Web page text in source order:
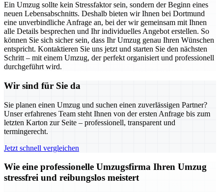
Ein Umzug sollte kein Stressfaktor sein, sondern der Beginn eines
neuen Lebensabschnitts. Deshalb bieten wir Ihnen bei Dortmund
eine unverbindliche Anfrage an, bei der wir gemeinsam mit Ihnen
alle Details besprechen und Ihr individuelles Angebot erstellen. So
können Sie sich sicher sein, dass Ihr Umzug genau Ihren Wünschen
entspricht. Kontaktieren Sie uns jetzt und starten Sie den nächsten
Schritt – mit einem Umzug, der perfekt organisiert und professionell
durchgeführt wird.
Wir sind für Sie da
Sie planen einen Umzug und suchen einen zuverlässigen Partner?
Unser erfahrenes Team steht Ihnen von der ersten Anfrage bis zum
letzten Karton zur Seite – professionell, transparent und
termingerecht.
Jetzt schnell vergleichen
Wie eine professionelle Umzugsfirma Ihren Umzug
stressfrei und reibungslos meistert